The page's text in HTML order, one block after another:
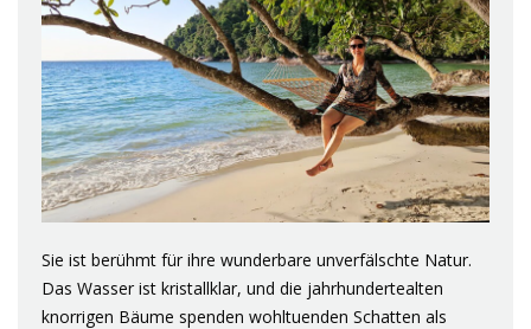
Sie ist berühmt für ihre wunderbare unverfälschte Natur.
Das Wasser ist kristallklar, und die jahrhundertealten
knorrigen Bäume spenden wohltuenden Schatten als